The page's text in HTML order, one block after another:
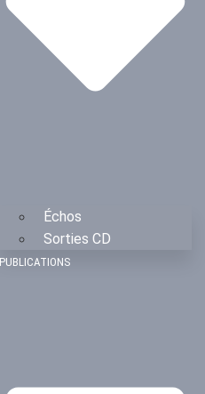
Échos
Sorties CD
PUBLICATIONS